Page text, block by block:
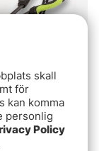
Nose Pliers
- Teflon
skall
för
kan komma
personlig
Policy